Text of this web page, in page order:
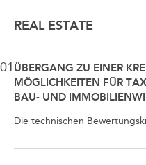
REAL ESTATE
01 ÜBERGANG ZU EINER
MÖGLICHKEITEN FÜR
BAU- UND
Die technischen